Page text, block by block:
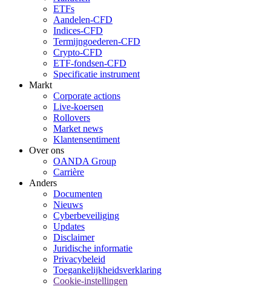
ETFs
Aandelen-CFD
Indices-CFD
Termijngoederen-CFD
Crypto-CFD
ETF-fondsen-CFD
Specificatie instrument
Markt
Corporate actions
Live-koersen
Rollovers
Market news
Klantensentiment
Over ons
OANDA Group
Carrière
Anders
Documenten
Nieuws
Cyberbeveiliging
Updates
Disclaimer
Juridische informatie
Privacybeleid
Toegankelijkheidsverklaring
Cookie-instellingen